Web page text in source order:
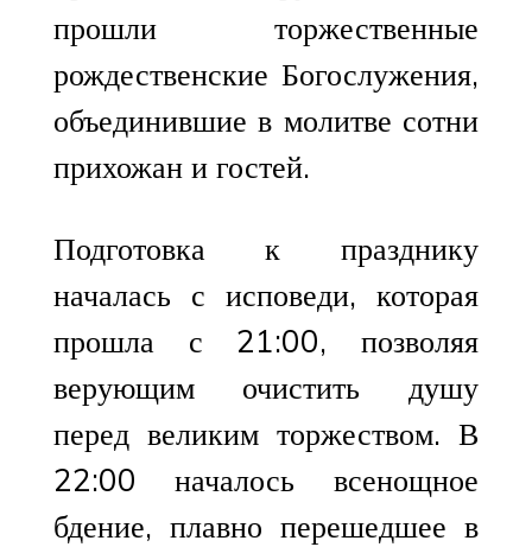
прошли торжественные
рождественские Богослужения,
объединившие в молитве сотни
прихожан и гостей.
Подготовка к празднику
началась с исповеди, которая
прошла с 21:00, позволяя
верующим очистить душу
перед великим торжеством. В
22:00 началось всенощное
бдение, плавно перешедшее в